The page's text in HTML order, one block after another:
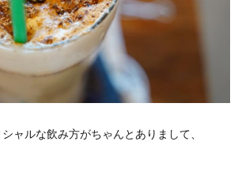
ャルな飲み方がちゃんとありまして、